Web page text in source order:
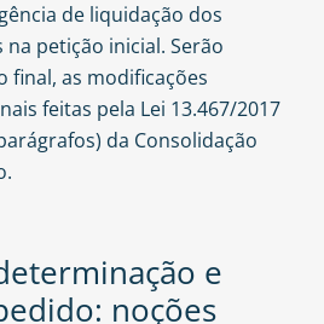
de liquidação dos
petição inicial. Serão
final, as modificações
feitas pela Lei 13.467/2017
da Consolidação
e
noções